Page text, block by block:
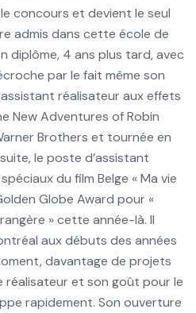
concours et devient le seul
admis dans cette école de
diplôme, 4 ans plus tard, avec
par le fait même son
réalisateur aux effets
New Adventures of Robin
Brothers et tournée en
le poste d’assistant
du film Belge « Ma vie
Globe Award pour «
» cette année-là. Il
aux débuts des années
davantage de projets
réalisateur et son goût pour le
rapidement. Son ouverture